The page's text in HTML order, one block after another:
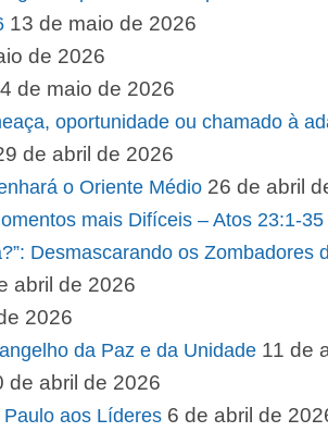
13 de maio de 2026
de 2026
4 de maio de 2026
oportunidade ou chamado à
de abril de 2026
o Oriente Médio 26 de abril
mais Difíceis – Atos 23:1-35
Desmascarando os Zombadores
abril de 2026
2026
da Paz e da Unidade 11 de
de abril de 2026
aos Líderes 6 de abril de